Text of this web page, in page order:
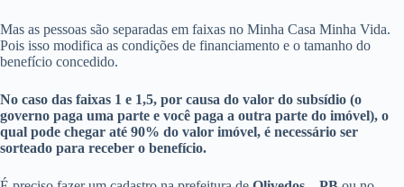
Mas as pessoas são separadas em faixas no Minha Casa Minha Vida.
Pois isso modifica as condições de financiamento e o tamanho do
benefício concedido.
No caso das faixas 1 e 1,5, por causa do valor do subsídio (o
governo paga uma parte e você paga a outra parte do imóvel), o
qual pode chegar até 90% do valor imóvel, é necessário ser
sorteado para receber o benefício.